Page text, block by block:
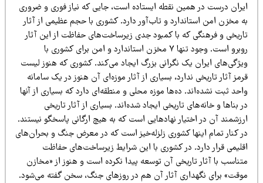
درست در همین نقطه ایستاده است، جایی که نیاز فوری و ضروری
مخزن امن استاندارد و تاب‌آور دارد. کشوری با حجم عظیمی از آثار
و فرهنگی که با کمبود جدی زیرساخت‌های حفاظت از این آثار
روبرو است. وجود تنها ۷ مخزن استاندارد و امن برای کشوری با
ایران یک نگرانی بزرگ ایجاد می‌کند. کشوری که هنوز لیست
آثار تاریخی ندارد، بسیاری از آثار موزه‌ای آن هنوز در یک سامانه
ثبت نشده‌اند. ده‌ها موزه محلی و منطقه‌ای دارد که بسیاری از آنها
بناها و خانه‌های تاریخی ایجاد شده‌اند. بسیاری از آثار تاریخی
آن در اختیار نهادهایی است که به هیچ ارگانی پاسخگو نیستند.
کنار تمام اینها کشوری زلزله‌خیز است که در معرض جنگ و بحران‌های
قرار دارد. در کشوری با این شرایط زیرساخت‌های حفاظت
با آثار تاریخی آن توسعه پیدا نکرده است و هنوز از «مخازن
برای نگهداری آثار آن هم در روزهای جنگ، سخن گفته می‌شود.